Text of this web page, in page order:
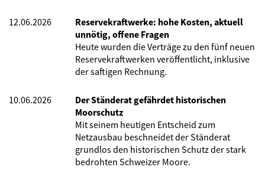
12.06.2026
Reservekraftwerke: hohe Kosten, aktuell
unnötig, offene Fragen
Heute wurden die Verträge zu den fünf neuen
Reservekraftwerken veröffentlicht, inklusive
der saftigen Rechnung.
10.06.2026
Der Ständerat gefährdet historischen
Moorschutz
Mit seinem heutigen Entscheid zum
Netzausbau beschneidet der Ständerat
grundlos den historischen Schutz der stark
bedrohten Schweizer Moore.